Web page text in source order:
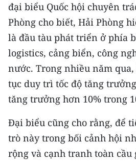
E-Magazine
Video
Media Chính trị
Media Kinh tế
Media Văn hóa
Media Xã hội
Media Pháp luật
đại biểu Quốc hội chuyên
Phòng cho biết, Hải Phòng
là đầu tàu phát triển ở phía
logistics, cảng biển, công
nước. Trong nhiều năm
tục duy trì tốc độ tăng
tăng trưởng hơn 10% trong
Đại biểu cũng cho rằng, để
trò này trong bối cảnh hội
rộng và cạnh tranh toàn cầu